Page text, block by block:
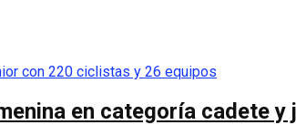
en categoría cadete